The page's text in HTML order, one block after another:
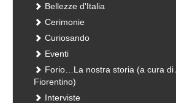
Bellezze d'Italia
Cerimonie
Curiosando
Eventi
Forio…La nostra storia (a cura di
Fiorentino)
Interviste